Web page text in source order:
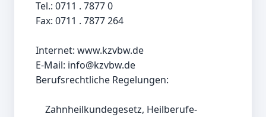
Tel.: 0711 . 7877 0
Fax: 0711 . 7877 264
Internet: www.kzvbw.de
E-Mail: info@kzvbw.de
Berufsrechtliche Regelungen: